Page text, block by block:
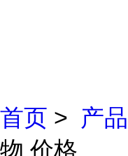
首页 > 产
物 价格